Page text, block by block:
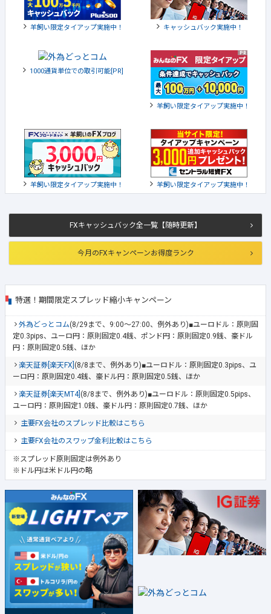
FXキャッシュバック全一覧【随時更新】
今月のFXキャンペーンお得度ランク
特選！期間限定スプレッド縮小キャンペーン
外為どっとコム(8/29まで、9:00～27:00、例外あり)■ユーロドル：原則固
定0.3pips、ユーロ円：原則固定0.4銭、ポンド円：原則固定0.9銭、豪ドル
円：原則固定0.5銭、ほか
楽天証券[楽天FX] (8/8まで、例外あり)■ユーロドル：原則固定0.3pips、ユ
ーロ円：原則固定0.4銭、豪ドル円：原則固定0.5銭、ほか
楽天証券[楽天MT4] (8/8まで、例外あり)■ユーロドル：原則固定0.5pips、
ユーロ円：原則固定1.0銭、豪ドル円：原則固定0.7銭、ほか
主要FX会社のスプレッド比較はこちら
主要FX会社のスワップ金利比較はこちら
※スプレッド原則固定は例外あり
※ドル円は米ドル円の略
羊飼い限定タイアップ実施中！ キャッシュバック実施中！
1000通貨単位での取引可能[PR]
羊飼い限定タイアップ実施中！
羊飼い限定タイアップ実施中！ 羊飼い限定タイアップ実施中！